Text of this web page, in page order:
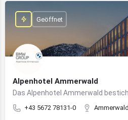
Alpenhotel Ammerwald
+43 5672 78131-0
Geöffnet